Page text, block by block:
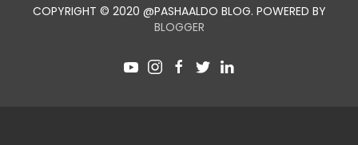
COPYRIGHT © 2020 @PASHAALDO BLOG. POWERED BY
BLOGGER